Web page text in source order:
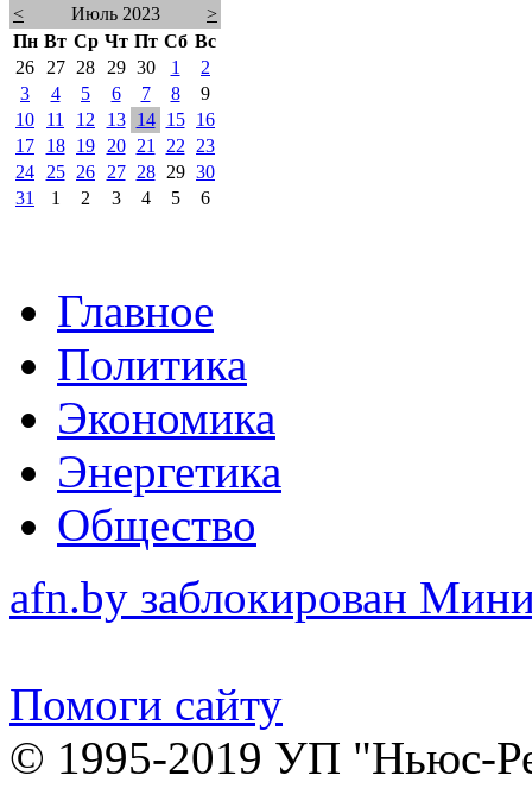
< Июль 2023
>
Пн Вт Ср Чт Пт Сб Вс
26
27 28 29 30 1
2
3
4 5 6 7 8
9
10
11 12 13 14 15
16
17
18 19 20 21 22
23
24
25 26 27 28 29 30
31
1 2 3 4 5 6
Главное
Политика
Экономика
Энергетика
Общество
afn.by заблокирован
Помоги сайту
© 1995-2019 УП "Ньюс-